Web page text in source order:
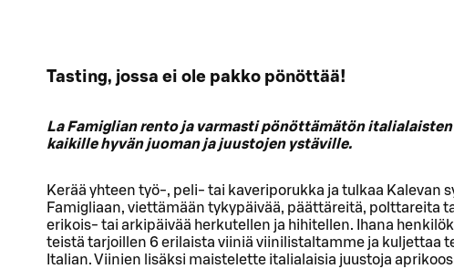
Tasting, jossa ei ole pakko pönöttää!
La Famiglian rento ja varmasti pönöttämätön
kaikille hyvän juoman ja juustojen ystäville.
Kerää yhteen työ-, peli- tai kaveriporukka ja tulkaa Kalevan
Famigliaan, viettämään tykypäivää, päättäreitä, polttareita
erikois- tai arkipäivää herkutellen ja hihitellen. Ihana
teistä tarjoillen 6 erilaista viiniä viinilistaltamme ja kuljettaa
Italian. Viinien lisäksi maistelette italialaisia juustoja